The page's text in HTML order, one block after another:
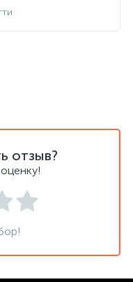
отзыв?